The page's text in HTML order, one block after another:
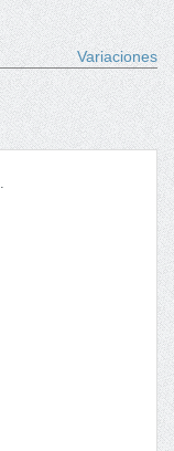
Variaciones